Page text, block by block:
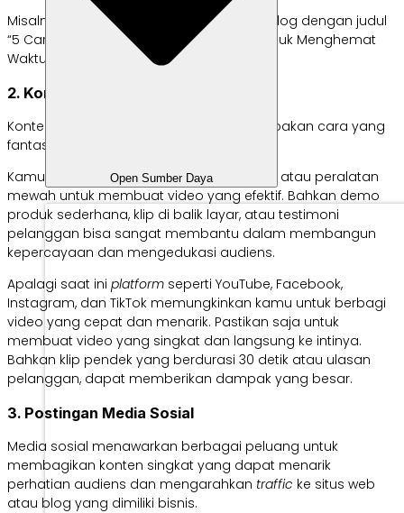
Open Sumber Daya
Misalnya, kamu bisa membuat artikel di blog dengan judul
“5 Cara Menggunakan [produk kamu] untuk Menghemat
Waktu”.
2. Konten Promosi Video
Konten video semakin populer dan merupakan cara yang
fantastis untuk melibatkan audiens.
Kamu tidak memerlukan anggaran besar atau peralatan
mewah untuk membuat video yang efektif. Bahkan demo
produk sederhana, klip di balik layar, atau testimoni
pelanggan bisa sangat membantu dalam membangun
kepercayaan dan mengedukasi audiens.
Apalagi saat ini platform seperti YouTube, Facebook,
Instagram, dan TikTok memungkinkan kamu untuk berbagi
video yang cepat dan menarik. Pastikan saja untuk
membuat video yang singkat dan langsung ke intinya.
Bahkan klip pendek yang berdurasi 30 detik atau ulasan
pelanggan, dapat memberikan dampak yang besar.
3. Postingan Media Sosial
Media sosial menawarkan berbagai peluang untuk
membagikan konten singkat yang dapat menarik
perhatian audiens dan mengarahkan traffic ke situs web
atau blog yang dimiliki bisnis.